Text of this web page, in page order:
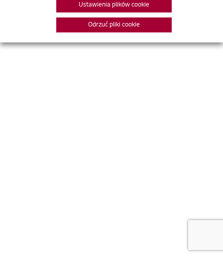
Ustawienia plików cookie
Odrzuć pliki cookie